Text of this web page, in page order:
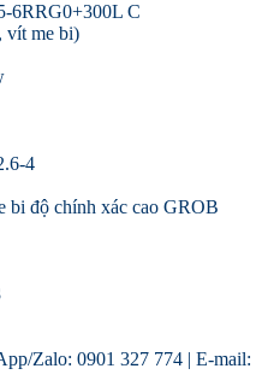
6RRG0+300L C
vít me bi)
4
bi độ chính xác cao GROB
Zalo: 0901 327 774 | E-mail: